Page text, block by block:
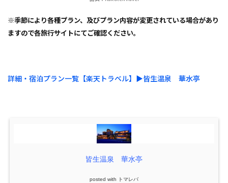
※季節により各種プラン、及びプラン内容が変更されている場合があり
ますので各旅行サイトにてご確認ください。
詳細・宿泊プラン一覧【楽天トラベル】▶︎皆生温泉 華水亭
皆生温泉 華水亭
posted with トマレバ